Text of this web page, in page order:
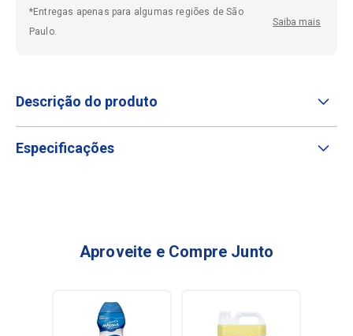
*Entregas apenas para algumas regiões de São
Paulo.
Saiba mais
Descrição do produto
Especificações
Aproveite e Compre Junto